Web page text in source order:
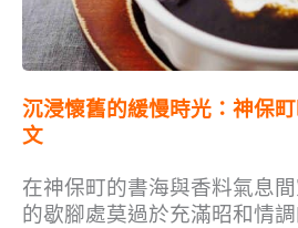
沉浸懷舊的緩慢時光：神保
文
在神保町的書海與香料氣息
的歇腳處莫過於充滿昭和情